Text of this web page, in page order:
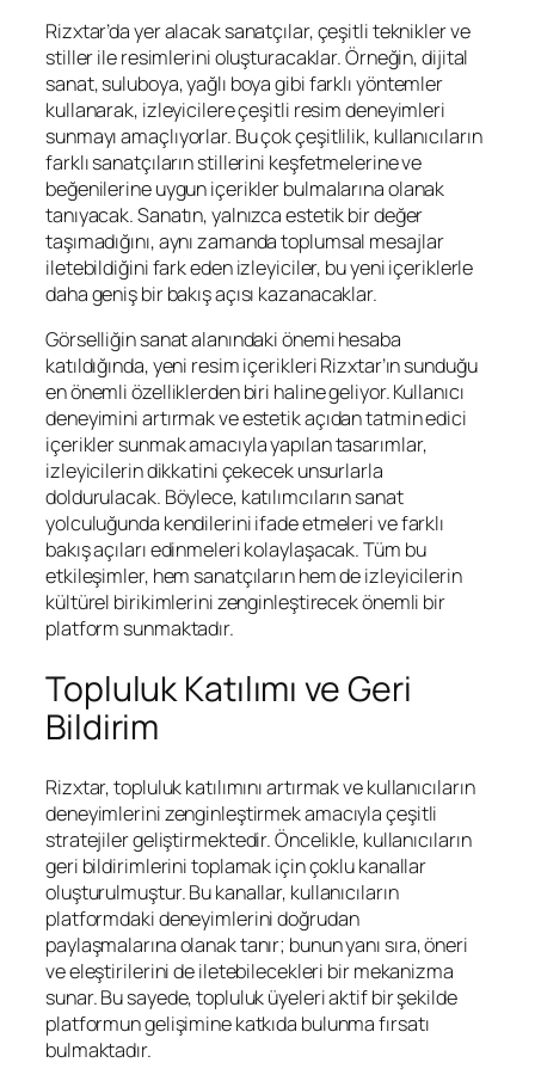
Rizxtar’da yer alacak sanatçılar, çeşitli teknikler ve
stiller ile resimlerini oluşturacaklar. Örneğin, dijital
sanat, suluboya, yağlı boya gibi farklı yöntemler
kullanarak, izleyicilere çeşitli resim deneyimleri
sunmayı amaçlıyorlar. Bu çok çeşitlilik, kullanıcıların
farklı sanatçıların stillerini keşfetmelerine ve
beğenilerine uygun içerikler bulmalarına olanak
tanıyacak. Sanatın, yalnızca estetik bir değer
taşımadığını, aynı zamanda toplumsal mesajlar
iletebildiğini fark eden izleyiciler, bu yeni içeriklerle
daha geniş bir bakış açısı kazanacaklar.
Görselliğin sanat alanındaki önemi hesaba
katıldığında, yeni resim içerikleri Rizxtar’ın sunduğu
en önemli özelliklerden biri haline geliyor. Kullanıcı
deneyimini artırmak ve estetik açıdan tatmin edici
içerikler sunmak amacıyla yapılan tasarımlar,
izleyicilerin dikkatini çekecek unsurlarla
doldurulacak. Böylece, katılımcıların sanat
yolculuğunda kendilerini ifade etmeleri ve farklı
bakış açıları edinmeleri kolaylaşacak. Tüm bu
etkileşimler, hem sanatçıların hem de izleyicilerin
kültürel birikimlerini zenginleştirecek önemli bir
platform sunmaktadır.
Topluluk Katılımı ve Geri
Bildirim
Rizxtar, topluluk katılımını artırmak ve kullanıcıların
deneyimlerini zenginleştirmek amacıyla çeşitli
stratejiler geliştirmektedir. Öncelikle, kullanıcıların
geri bildirimlerini toplamak için çoklu kanallar
oluşturulmuştur. Bu kanallar, kullanıcıların
platformdaki deneyimlerini doğrudan
paylaşmalarına olanak tanır; bunun yanı sıra, öneri
ve eleştirilerini de iletebilecekleri bir mekanizma
sunar. Bu sayede, topluluk üyeleri aktif bir şekilde
platformun gelişimine katkıda bulunma fırsatı
bulmaktadır.